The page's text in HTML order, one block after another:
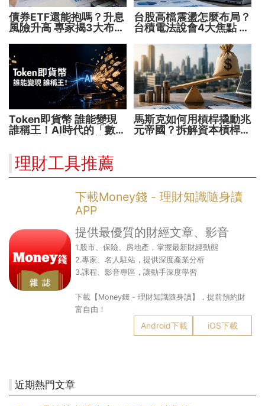
債券ETF還能抱嗎？升息
風險升高 專家揭3大布局
台股高檔震盪怎麼布局？
台積電法說會4大焦點 AI
Token即貨幣 誰能變現
誰稱王！AI時代的「數位
馬斯克如何用槓桿撬動兆
元帝國？拆解資本槓桿5
理財工具推薦
下載Money錢 - 理財知識隨身讀
APP
提供最優質的財經文章、影音
1.股市、保險、房地產，掌握最新財經動態
2.專家、名人駐站，提供深度產業分析
3.課程、影音專區，讓動手深度學習
下載【Money錢 - 理財知識隨身讀】，提前預約財
富自由！
Android下載 iOS下載
近期熱門文章